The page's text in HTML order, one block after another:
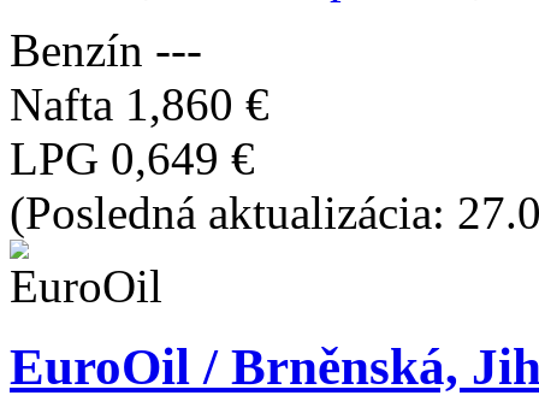
Benzín ---
Nafta 1,860 €
LPG 0,649 €
(Posledná aktualizácia:
EuroOil / Brněnská,